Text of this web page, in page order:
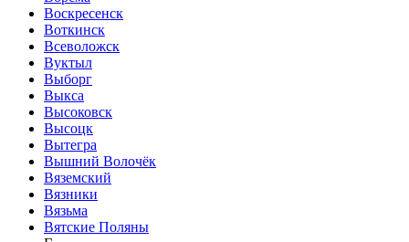
Воскресенск
Воткинск
Всеволожск
Вуктыл
Выборг
Выкса
Высоковск
Высоцк
Вытегра
Вышний Волочёк
Вяземский
Вязники
Вязьма
Вятские Поляны